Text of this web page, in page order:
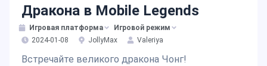
Дракона в Mobile Legends
Игровая платформа
Игровой режим
2024-01-08
JollyMax Valeriya
Встречайте великого дракона Чонг!